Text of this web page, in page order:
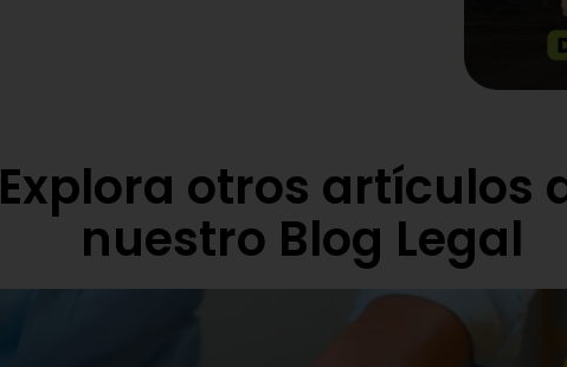
Explora otros artículos
nuestro Blog Legal